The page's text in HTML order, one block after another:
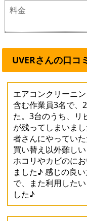
料金
UVERさんの口コ
エアコンクリーニ
含む作業員3名で、
た。3台のうち、リ
が残ってしまいま
者さんにやってい
買い替え以外難し
ホコリやカビのに
ました♪ 感じの良
で、また利用した
した♪